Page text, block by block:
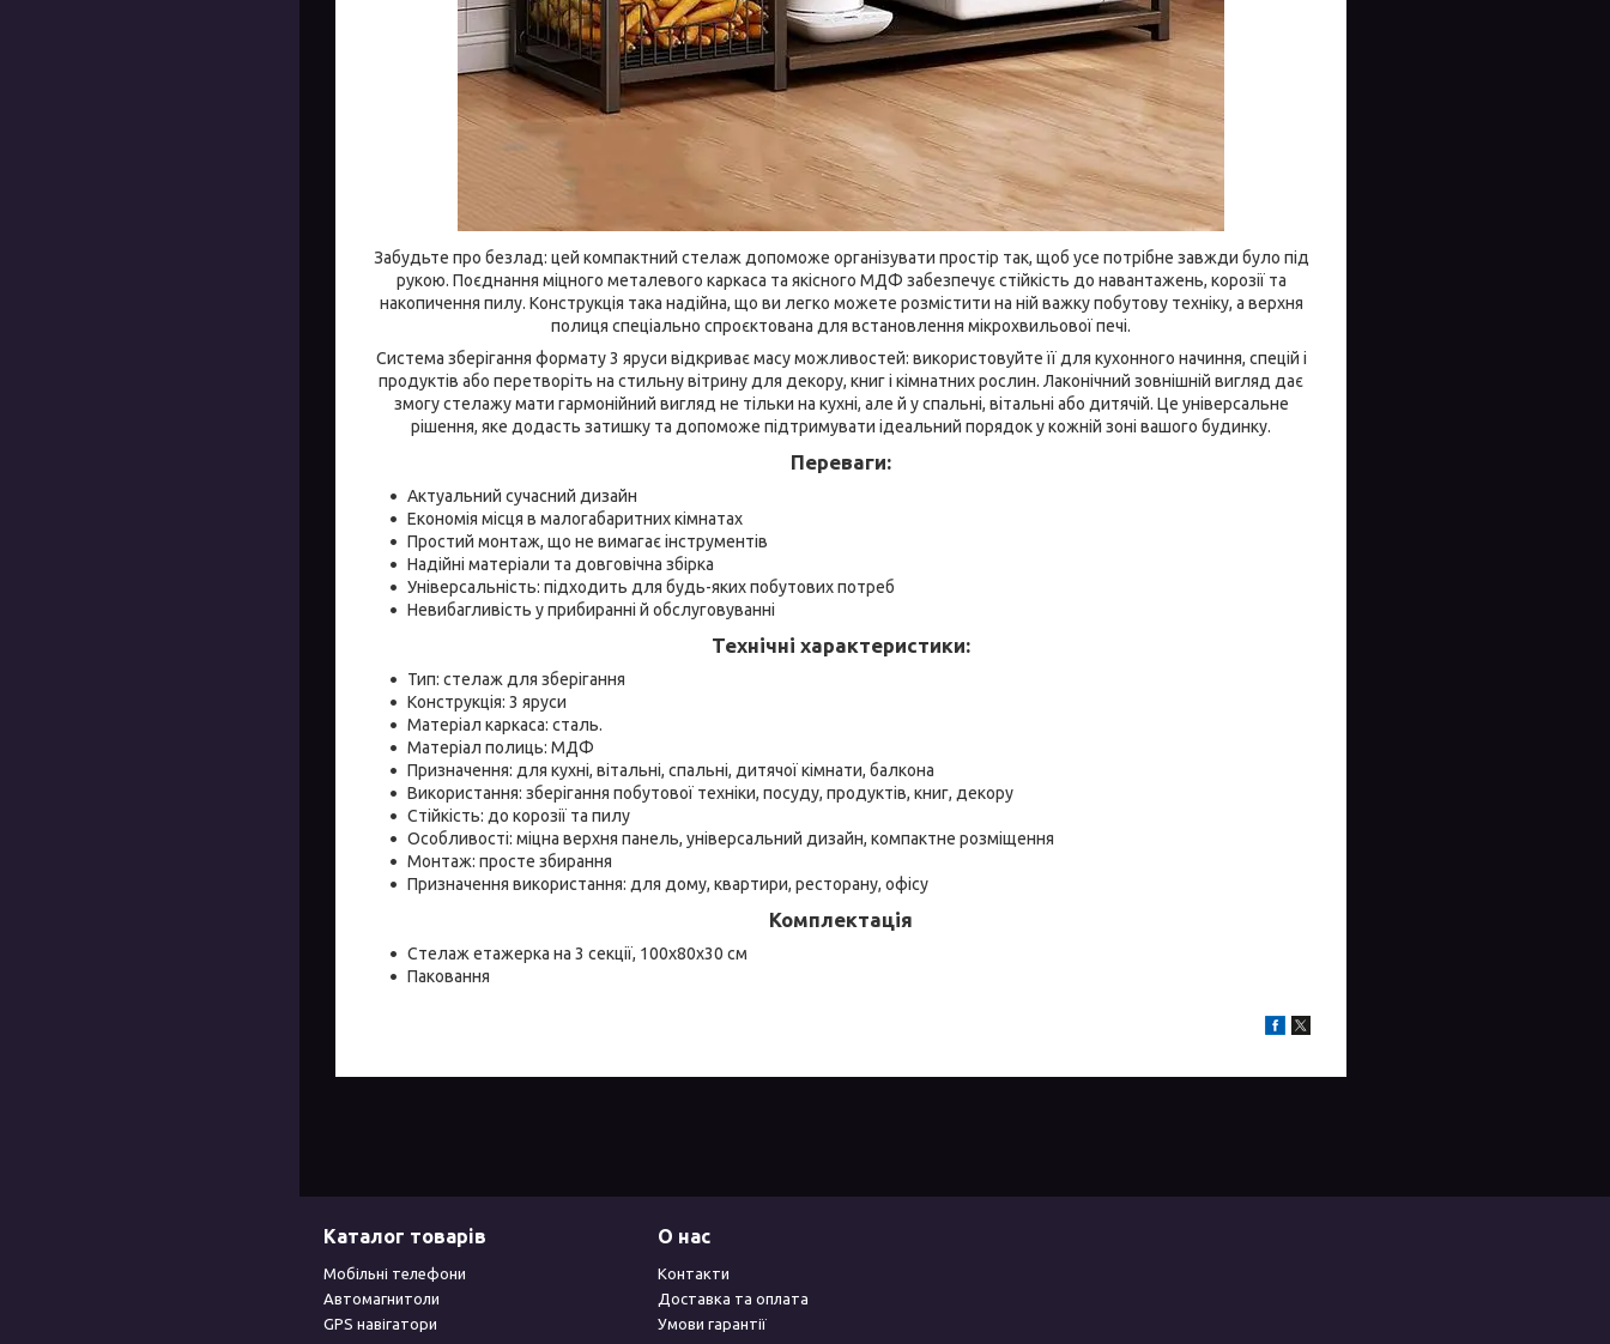
Забудьте про безлад: цей компактний стелаж допоможе організувати простір так, щоб усе потрібне завжди було під
рукою. Поєднання міцного металевого каркаса та якісного МДФ забезпечує стійкість до навантажень, корозії та
накопичення пилу. Конструкція така надійна, що ви легко можете розмістити на ній важку побутову техніку, а верхня
полиця спеціально спроєктована для встановлення мікрохвильової печі.
Система зберігання формату 3 яруси відкриває масу можливостей: використовуйте її для кухонного начиння, спецій і
продуктів або перетворіть на стильну вітрину для декору, книг і кімнатних рослин. Лаконічний зовнішній вигляд дає
змогу стелажу мати гармонійний вигляд не тільки на кухні, але й у спальні, вітальні або дитячій. Це універсальне
рішення, яке додасть затишку та допоможе підтримувати ідеальний порядок у кожній зоні вашого будинку.
Переваги:
Актуальний сучасний дизайн
Економія місця в малогабаритних кімнатах
Простий монтаж, що не вимагає інструментів
Надійні матеріали та довговічна збірка
Універсальність: підходить для будь-яких побутових потреб
Невибагливість у прибиранні й обслуговуванні
Технічні характеристики:
Тип: стелаж для зберігання
Конструкція: 3 яруси
Матеріал каркаса: сталь.
Матеріал полиць: МДФ
Призначення: для кухні, вітальні, спальні, дитячої кімнати, балкона
Використання: зберігання побутової техніки, посуду, продуктів, книг, декору
Стійкість: до корозії та пилу
Особливості: міцна верхня панель, універсальний дизайн, компактне розміщення
Монтаж: просте збирання
Призначення використання: для дому, квартири, ресторану, офісу
Комплектація
Стелаж етажерка на 3 секції, 100х80х30 см
Паковання
Каталог товарів
Мобільні телефони
Автомагнитоли
GPS навігатори
О нас
Контакти
Доставка та оплата
Умови гарантії